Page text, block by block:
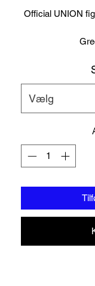
Official UNION
Logo
Mesh
note these are Thai
Vælg